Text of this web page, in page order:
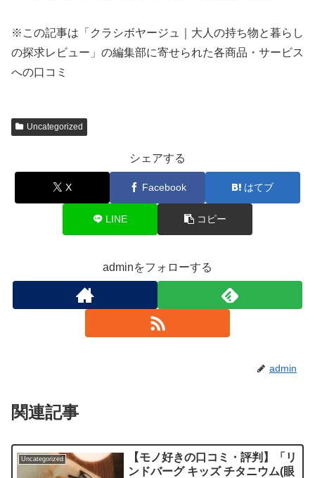
※この記事は「クラシボヤージュ｜大人の持ち物と暮らし
の探求レビュー」の編集部に寄せられた各商品・サービス
への口コミ
Uncategorized
シェアする
X Facebook はてブ
LINE コピー
adminをフォローする
admin
関連記事
Uncategorized
【モノ好きの口コミ・評判】「リ
ンドバーグ キッズ チタニウム(眼